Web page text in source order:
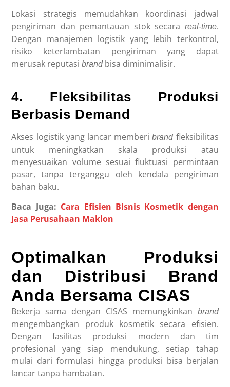
Lokasi strategis memudahkan koordinasi jadwal
pengiriman dan pemantauan stok secara real-time.
Dengan manajemen logistik yang lebih terkontrol,
risiko keterlambatan pengiriman yang dapat
merusak reputasibrand bisa diminimalisir.
4. Fleksibilitas Produksi
Berbasis Demand
Akses logistik yang lancar memberibrandfleksibilitas
untuk meningkatkan skala produksi atau
menyesuaikan volume sesuai fluktuasi permintaan
pasar, tanpa terganggu oleh kendala pengiriman
bahan baku.
Baca Juga: Cara Efisien Bisnis Kosmetik dengan
Jasa Perusahaan Maklon
Optimalkan Produksi
dan Distribusi Brand
Anda Bersama CISAS
Bekerja sama dengan CISAS memungkinkan brand
mengembangkan produk kosmetik secara efisien.
Dengan fasilitas produksi modern dan tim
profesional yang siap mendukung, setiap tahap
mulai dari formulasi hingga produksi bisa berjalan
lancar tanpa hambatan.